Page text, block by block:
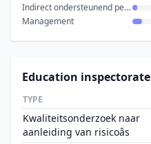
Indirect ondersteunend personeel
Management
Education inspectorate
TYPE
Kwaliteitsonderzoek naar
aanleiding van risicoâs